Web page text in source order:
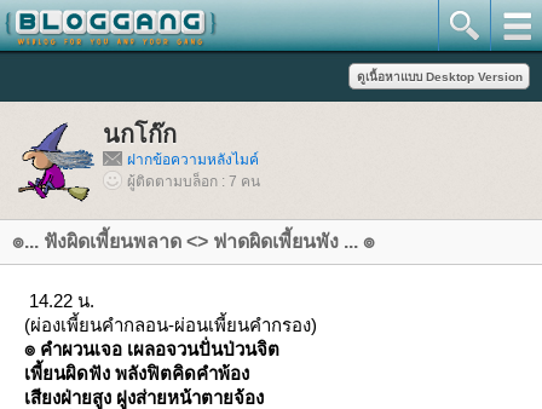
นกโก๊ก
ฝากข้อความหลังไมค์
ผู้ติดตามบล็อก : 7 คน
๏... ฟังผิดเพี้ยนพลาด <> ฟาดผิดเพี้ยนพัง ... ๏
14.22 น.
(ผ่องเพี้ยนคำกลอน-ผ่อนเพี้ยนคำกรอง)
๏ คำผวนเจอ เผลอจวนปั่นป่วนจิต
เพี้ยนผิดฟัง พลังฟิตคิดคำพ้อง
เสียงฝ่ายสูง ฝูงส่ายหน้าตายจ้อง